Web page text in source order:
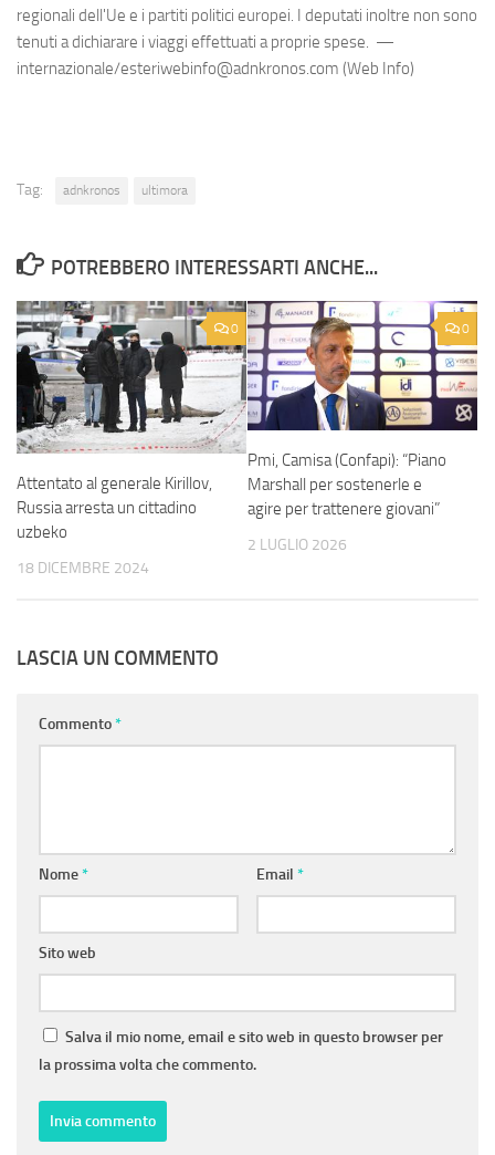
regionali dell'Ue e i partiti politici europei. I deputati inoltre non sono
tenuti a dichiarare i viaggi effettuati a proprie spese. —
internazionale/esteriwebinfo@adnkronos.com (Web Info)
Tag: adnkronos ultimora
POTREBBERO INTERESSARTI ANCHE...
0
Attentato al generale Kirillov,
Russia arresta un cittadino
uzbeko
18 DICEMBRE 2024
0
Pmi, Camisa (Confapi): “Piano
Marshall per sostenerle e
agire per trattenere giovani”
2 LUGLIO 2026
LASCIA UN COMMENTO
Commento*
Nome* Email *
Sito web
Salva il mio nome, email e sito web in questo browser per
la prossima volta che commento.